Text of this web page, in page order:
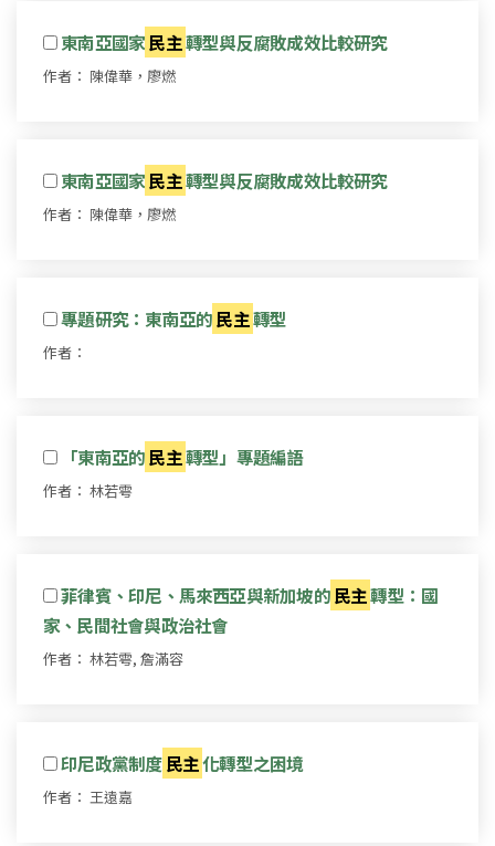
東南亞國家 民主轉型與反腐敗成效比較研究
作者： 陳偉華，廖燃
東南亞國家 民主轉型與反腐敗成效比較研究
作者： 陳偉華，廖燃
專題研究：東南亞的 民主轉型
作者：
「東南亞的 民主轉型」專題編語
作者： 林若雩
菲律賓、印尼、馬來西亞與新加坡的 民主轉型：國
家、民間社會與政治社會
作者： 林若雩, 詹滿容
印尼政黨制度 民主化轉型之困境
作者： 王遠嘉